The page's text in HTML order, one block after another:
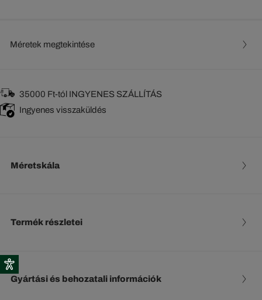
Méretek megtekintése
35000 Ft-tól INGYENES SZÁLLÍTÁS
Ingyenes visszaküldés
Méretskála
Termék részletei
Gyártási és behozatali információk